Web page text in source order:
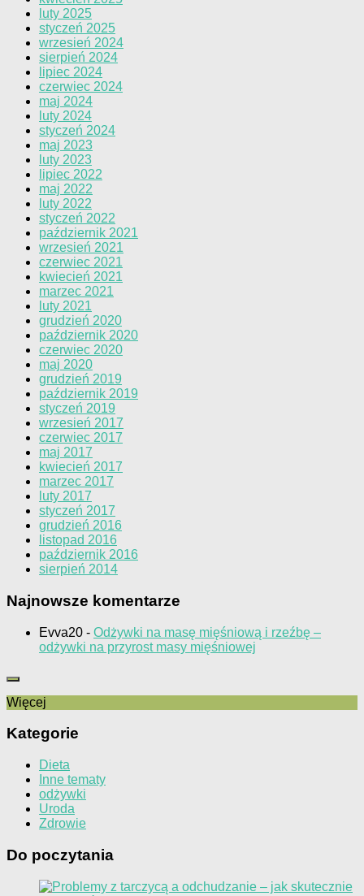
luty 2025
styczeń 2025
wrzesień 2024
sierpień 2024
lipiec 2024
czerwiec 2024
maj 2024
luty 2024
styczeń 2024
maj 2023
luty 2023
lipiec 2022
maj 2022
luty 2022
styczeń 2022
październik 2021
wrzesień 2021
czerwiec 2021
kwiecień 2021
marzec 2021
luty 2021
grudzień 2020
październik 2020
czerwiec 2020
maj 2020
grudzień 2019
październik 2019
styczeń 2019
wrzesień 2017
czerwiec 2017
maj 2017
kwiecień 2017
marzec 2017
luty 2017
styczeń 2017
grudzień 2016
listopad 2016
październik 2016
sierpień 2014
Najnowsze komentarze
Evva20 - Odżywki na masę mięśniową i rzeźbę –
odżywki na przyrost masy mięśniowej
Więcej
Kategorie
Dieta
Inne tematy
odżywki
Uroda
Zdrowie
Do poczytania